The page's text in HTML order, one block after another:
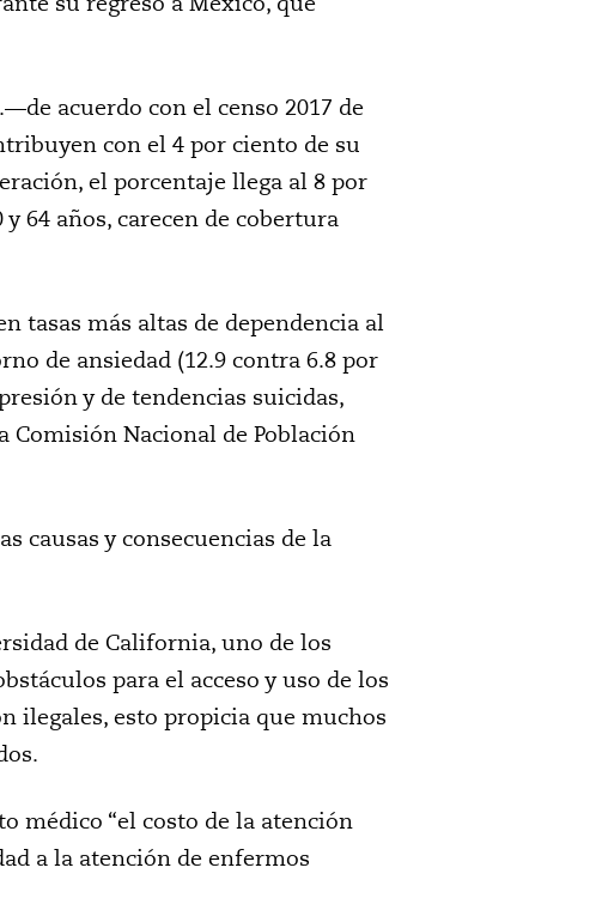
acuerdo con el censo 2017 de
con el 4 por ciento de su
el porcentaje llega al 8 por
64 años, carecen de cobertura
tasas más altas de dependencia al
de ansiedad (12.9 contra 6.8 por
y de tendencias suicidas,
Nacional de Población
causas y consecuencias de la
de California, uno de los
para el acceso y uso de los
ilegales, esto propicia que muchos
médico “el costo de la atención
a la atención de enfermos